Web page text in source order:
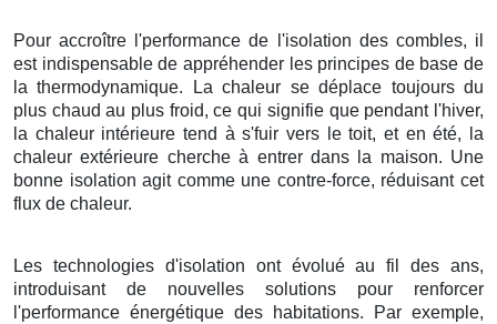
Pour accroître l'performance de l'isolation des combles, il
est indispensable de appréhender les principes de base de
la thermodynamique. La chaleur se déplace toujours du
plus chaud au plus froid, ce qui signifie que pendant l'hiver,
la chaleur intérieure tend à s'fuir vers le toit, et en été, la
chaleur extérieure cherche à entrer dans la maison. Une
bonne isolation agit comme une contre-force, réduisant cet
flux de chaleur.
Les technologies d'isolation ont évolué au fil des ans,
introduisant de nouvelles solutions pour renforcer
l'performance énergétique des habitations. Par exemple,